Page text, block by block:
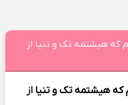
که هیشتمه تک و تنیا از
هیشتمه تک و تنیا از